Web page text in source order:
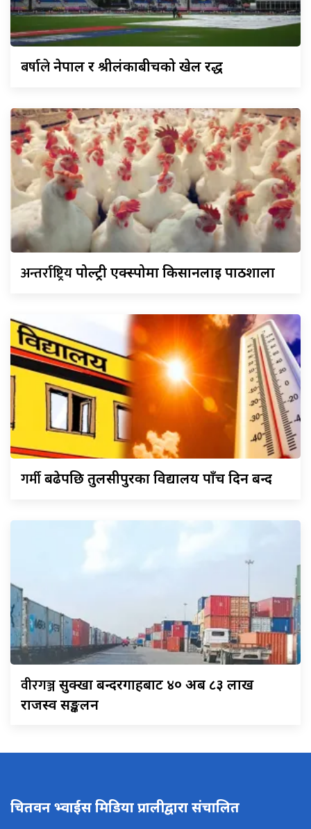
बर्षालेनेपाल र श्रीलंकाबीचको खेल रद्ध
अन्तर्राष्ट्रियपोल्ट्री एक्स्पोमा किसानलाई पाठशाला
गर्मीबढेपछि तुलसीपुरका विद्यालय पाँच दिन बन्द
वीरगञ्जसुक्खा बन्दरगाहबाट ४० अर्ब ८३ लाख
राजस्व सङ्कलन
चितवन भ्वाईस मिडिया प्रालीद्वारा संचालित